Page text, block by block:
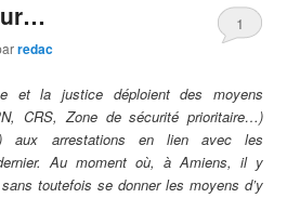
redac
1
et la justice déploient des moyens
CRS, Zone de sécurité prioritaire…)
aux arrestations en lien avec les
Au moment où, à Amiens, il y
toutefois se donner les moyens d’y